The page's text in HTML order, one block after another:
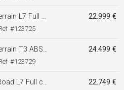
22.999 €
h autonomie + 100 Km
#123725
24.499 €
60 km/h autonomie + 100 Km
#123729
22.749 €
km/h autonomie + 100 Km